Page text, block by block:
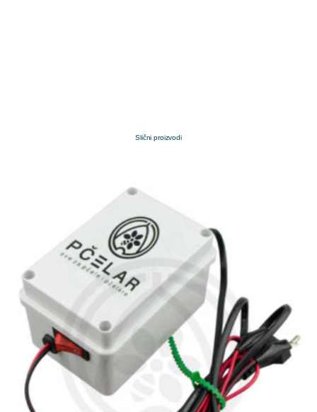
Slični proizvodi